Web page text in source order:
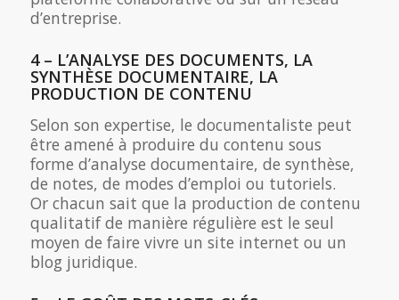
d’entreprise.
4 – L’ANALYSE DES DOCUMENTS, LA
SYNTHÈSE DOCUMENTAIRE, LA
PRODUCTION DE CONTENU
Selon son expertise, le documentaliste peut
être amené à produire du contenu sous
forme d’analyse documentaire, de synthèse,
de notes, de modes d’emploi ou tutoriels.
Or chacun sait que la production de contenu
qualitatif de manière régulière est le seul
moyen de faire vivre un site internet ou un
blog juridique.